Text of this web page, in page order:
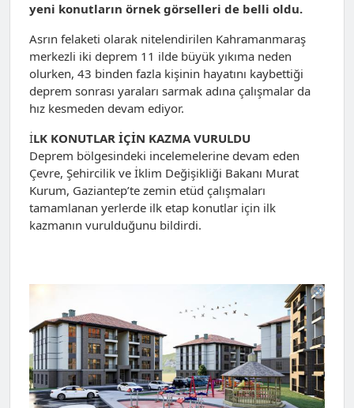
yeni konutların örnek görselleri de belli oldu.
Asrın felaketi olarak nitelendirilen Kahramanmaraş
merkezli iki deprem 11 ilde büyük yıkıma neden
olurken, 43 binden fazla kişinin hayatını kaybettiği
deprem sonrası yaraları sarmak adına çalışmalar da
hız kesmeden devam ediyor.
İLK KONUTLAR İÇİN KAZMA VURULDU
Deprem bölgesindeki incelemelerine devam eden
Çevre, Şehircilik ve İklim Değişikliği Bakanı Murat
Kurum, Gaziantep’te zemin etüd çalışmaları
tamamlanan yerlerde ilk etap konutlar için ilk
kazmanın vurulduğunu bildirdi.